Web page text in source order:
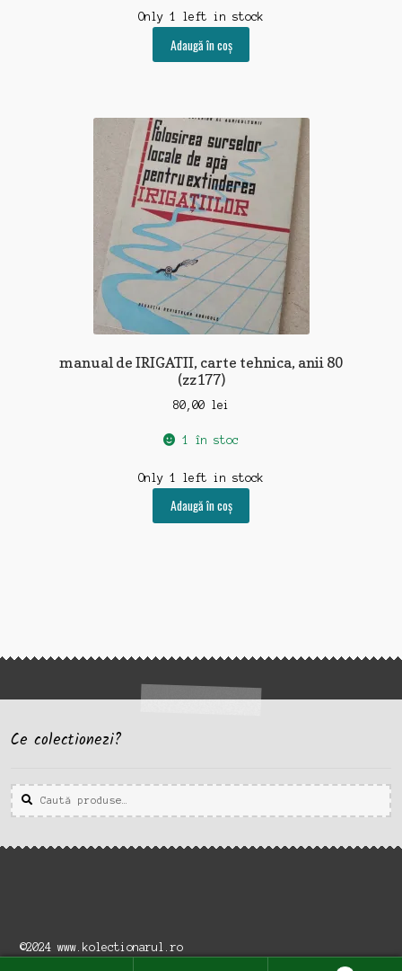
Only 1 left in stock
Adaugă în coș
manual de IRIGATII, carte tehnica, anii 80
(zz177)
80,00 lei
1 în stoc
Only 1 left in stock
Adaugă în coș
Ce colectionezi?
Caută
după:
Caută
©2024 www.kolectionarul.ro